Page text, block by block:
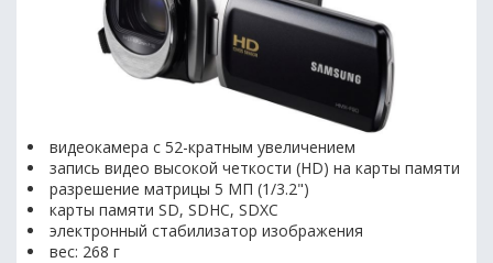
видеокамера с 52-кратным увеличением
запись видео высокой четкости (HD) на карты памяти
разрешение матрицы 5 МП (1/3.2")
карты памяти SD, SDHC, SDXC
электронный стабилизатор изображения
вес: 268 г